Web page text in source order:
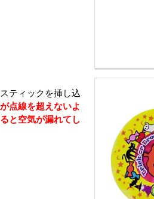
ティックを挿し込
点線を超えないよ
と空気が漏れてし